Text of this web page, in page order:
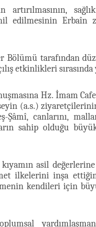
edilmesinin Erbaîn
Bölümü tarafından
etkinlikleri sırasında
Hz. İmam
(a.s.)
Şâmî, canlarını,
sahip olduğu
asil değerlerine
ilkelerini inşa
kendileri için